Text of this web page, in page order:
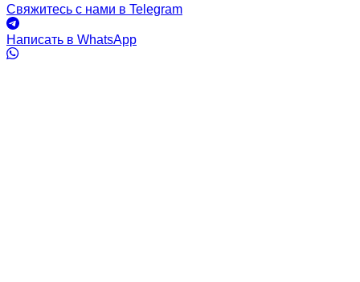
Свяжитесь с нами в Telegram
Написать в WhatsApp